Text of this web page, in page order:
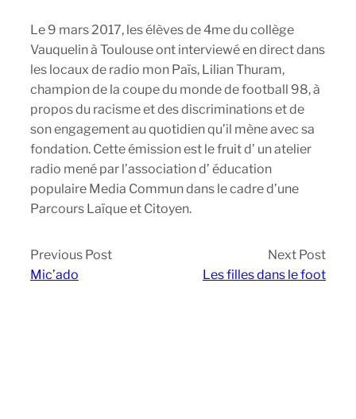
Le 9 mars 2017, les élèves de 4me du collège
Vauquelin à Toulouse ont interviewé en direct dans
les locaux de radio mon Païs, Lilian Thuram,
champion de la coupe du monde de football 98, à
propos du racisme et des discriminations et de
son engagement au quotidien qu’il mène avec sa
fondation. Cette émission est le fruit d’ un atelier
radio mené par l’association d’ éducation
populaire Media Commun dans le cadre d’une
Parcours Laïque et Citoyen.
Previous Post
Mic’ado
Next Post
Les filles dans le foot